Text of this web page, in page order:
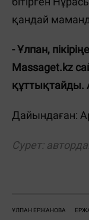
қандай
- Ұлпан,
Massaget.kz
құттықтайды.
Дайындаған:
Сурет:
ҰЛПАН ЕРЖАНОВА